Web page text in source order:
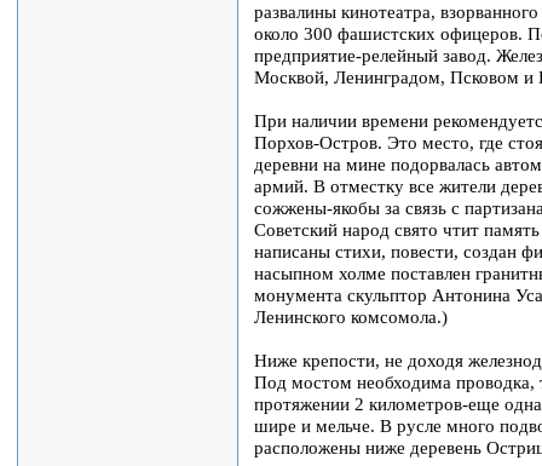
развалины кинотеатра,
около 300 фашистских офицеров.
предприятие-релейный завод.
Москвой, Ленинградом, Псковом и
При наличии времени
Порхов-Остров. Это место, где
деревни на мине подорвалась
армий. В отместку все жители
сожжены-якобы за связь с
Советский народ свято чтит
написаны стихи, повести, создан
насыпном холме поставлен
монумента скульптор Антонина
Ленинского комсомола.)
Ниже крепости, не доходя
Под мостом необходима проводка,
протяжении 2 километров-еще
шире и мельче. В русле много
расположены ниже деревень